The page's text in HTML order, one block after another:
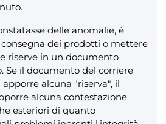
delle anomalie, è
dei prodotti o mettere
riserve in un documento
Se il documento del corriere
alcuna "riserva", il
alcuna contestazione
esteriori di quanto